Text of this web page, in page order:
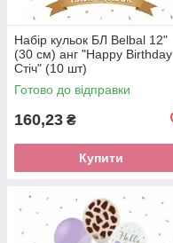
Набір кульок БЛ Belbal 12"
(30 см) анг "Happy Birthday
Стіч" (10 шт)
Готово до відправки
160,23 ₴
Купити